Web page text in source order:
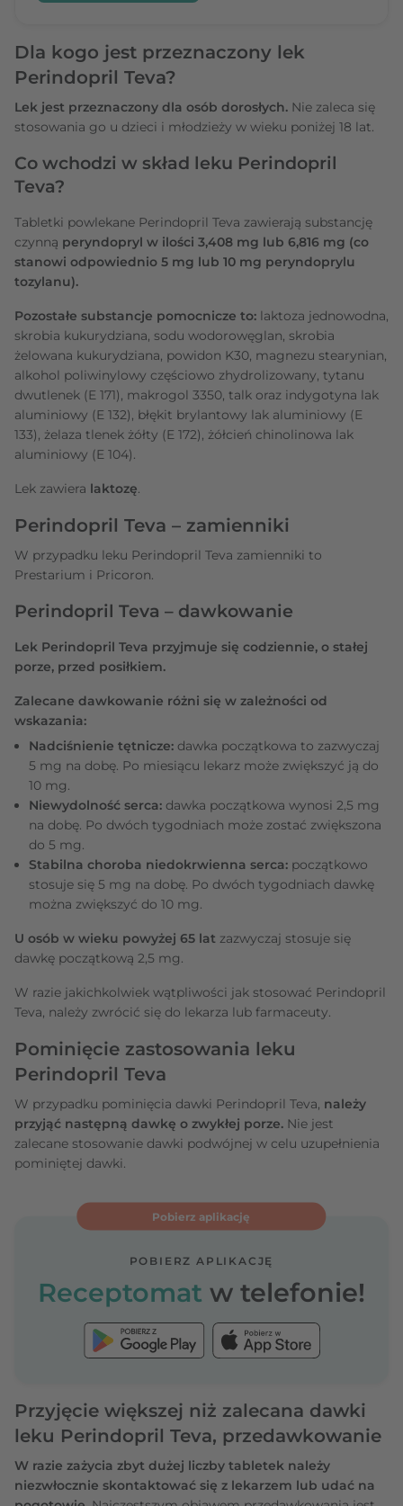
Dla kogo jest przeznaczony lek
Perindopril Teva?
Lek jest przeznaczony dla osób dorosłych. Nie zaleca się
stosowania go u dzieci i młodzieży w wieku poniżej 18 lat.
Co wchodzi w skład leku Perindopril
Teva?
Tabletki powlekane Perindopril Teva zawierają substancję
czynną peryndopryl w ilości 3,408 mg lub 6,816 mg (co
stanowi odpowiednio 5 mg lub 10 mg peryndoprylu
tozylanu).
Pozostałe substancje pomocnicze to: laktoza jednowodna,
skrobia kukurydziana, sodu wodorowęglan, skrobia
żelowana kukurydziana, powidon K30, magnezu stearynian,
alkohol poliwinylowy częściowo zhydrolizowany, tytanu
dwutlenek (E 171), makrogol 3350, talk oraz indygotyna lak
aluminiowy (E 132), błękit brylantowy lak aluminiowy (E
133), żelaza tlenek żółty (E 172), żółcień chinolinowa lak
aluminiowy (E 104).
Lek zawiera laktozę.
Perindopril Teva – zamienniki
W przypadku leku Perindopril Teva zamienniki to
Prestarium i Pricoron.
Perindopril Teva – dawkowanie
Lek Perindopril Teva przyjmuje się codziennie, o stałej
porze, przed posiłkiem.
Zalecane dawkowanie różni się w zależności od
wskazania:
Nadciśnienie tętnicze: dawka początkowa to zazwyczaj
5 mg na dobę. Po miesiącu lekarz może zwiększyć ją do
10 mg.
Niewydolność serca: dawka początkowa wynosi 2,5 mg
na dobę. Po dwóch tygodniach może zostać zwiększona
do 5 mg.
Stabilna choroba niedokrwienna serca: początkowo
stosuje się 5 mg na dobę. Po dwóch tygodniach dawkę
można zwiększyć do 10 mg.
U osób w wieku powyżej 65 lat zazwyczaj stosuje się
dawkę początkową 2,5 mg.
W razie jakichkolwiek wątpliwości jak stosować Perindopril
Teva, należy zwrócić się do lekarza lub farmaceuty.
Pominięcie zastosowania leku
Perindopril Teva
W przypadku pominięcia dawki Perindopril Teva, należy
przyjąć następną dawkę o zwykłej porze. Nie jest
zalecane stosowanie dawki podwójnej w celu uzupełnienia
pominiętej dawki.
Pobierz aplikację
POBIERZ APLIKACJĘ
Receptomat w telefonie!
Przyjęcie większej niż zalecana dawki
leku Perindopril Teva, przedawkowanie
W razie zażycia zbyt dużej liczby tabletek należy
niezwłocznie skontaktować się z lekarzem lub udać na